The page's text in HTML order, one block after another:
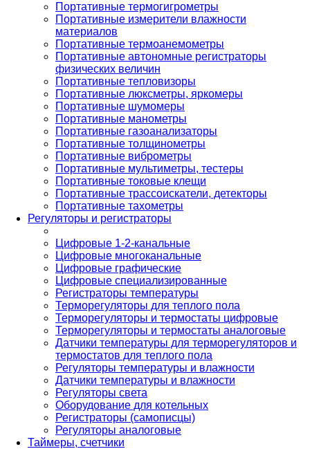
Портативные термогигрометры
Портативные измерители влажности
материалов
Портативные термоанемометры
Портативные автономные регистраторы
физических величин
Портативные тепловизоры
Портативные люксметры, яркомеры
Портативные шумомеры
Портативные манометры
Портативные газоанализаторы
Портативные толщинометры
Портативные виброметры
Портативные мультиметры, тестеры
Портативные токовые клещи
Портативные трассоискатели, детекторы
Портативные тахометры
Регуляторы и регистраторы
Цифровые 1-2-канальные
Цифровые многоканальные
Цифровые графические
Цифровые специализированные
Регистраторы температуры
Терморегуляторы для теплого пола
Терморегуляторы и термостаты цифровые
Терморегуляторы и термостаты аналоговые
Датчики температуры для терморегуляторов и
термостатов для теплого пола
Регуляторы температуры и влажности
Датчики температуры и влажности
Регуляторы света
Оборудование для котельных
Регистраторы (самописцы)
Регуляторы аналоговые
Таймеры, счетчики